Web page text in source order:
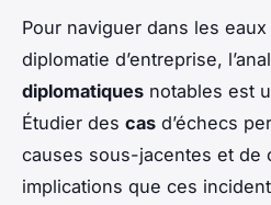
Pour naviguer dans les
diplomatie d’entreprise,
diplomatiques notables est
Étudier des cas d’échecs
causes sous-jacentes et de
implications que ces